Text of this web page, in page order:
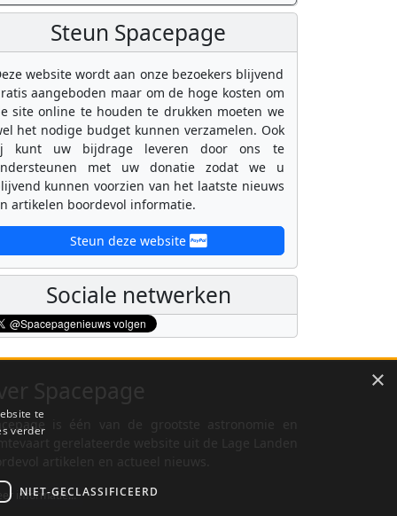
Steun Spacepage
website wordt aan onze bezoekers blijvend
aangeboden maar om de hoge kosten om
site online te houden te drukken moeten we
het nodige budget kunnen verzamelen. Ook
kunt uw bijdrage leveren door ons te
met uw donatie zodat we u
kunnen voorzien van het laatste nieuws
artikelen boordevol informatie.
Steun deze website
Sociale netwerken
is één van de grootste astronomie en
informatie...
×
te
verder
NIET-GECLASSIFICEERD